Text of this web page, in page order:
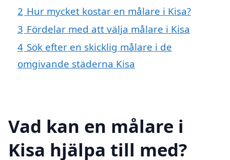
2 Hur mycket kostar en målare i Kisa?
3 Fördelar med att välja målare i Kisa
4 Sök efter en skicklig målare i de
omgivande städerna Kisa
Vad kan en målare i
Kisa hjälpa till med?